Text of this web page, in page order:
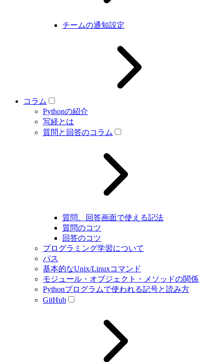
チームの通知設定
コラム
Pythonの紹介
写経とは
質問と回答のコラム
質問、回答画面で使える記法
質問のコツ
回答のコツ
プログラミング学習について
パス
基本的なUnix/Linuxコマンド
モジュール・オブジェクト・メソッドの関係
Pythonプログラムで使われる記号と読み方
GitHub